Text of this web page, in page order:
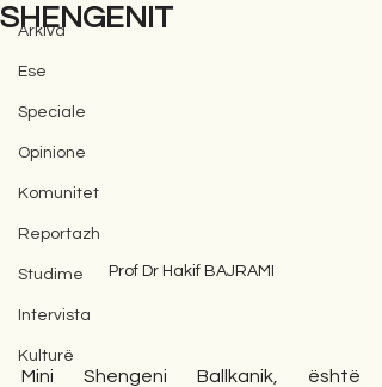
Arkiva
Ese
Speciale
Opinione
Komunitet
Reportazh
Studime
Intervista
Kulturë
SHENGENIT
Prof Dr Hakif BAJRAMI
Mini Shengeni Ballkanik, është